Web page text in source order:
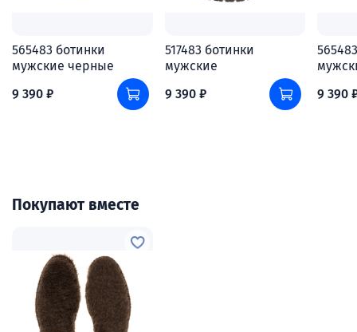
565483 ботинки
мужские черные
9 390 ₽
517483 ботинки
мужские
9 390 ₽
9 390
Покупают вместе